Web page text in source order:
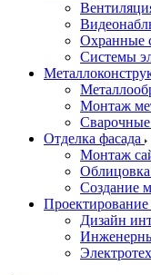
Охранные
Системы
Монтаж
Отделка фасада
Монтаж
Создание
Проектирование
Дизайн